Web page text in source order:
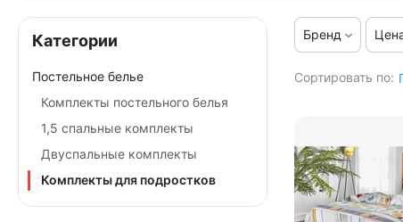
Бренд
Сортировать по:
Категории
Постельное белье
Комплекты постельного белья
1,5 спальные комплекты
Двуспальные комплекты
Комплекты для подростков